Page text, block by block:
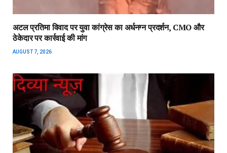
अटल प्रतिमा विवाद पर युवा कांग्रेस का अर्धनग्न प्रदर्शन, CMO और
ठेकेदार पर कार्रवाई की मांग
AUGUST 7, 2026